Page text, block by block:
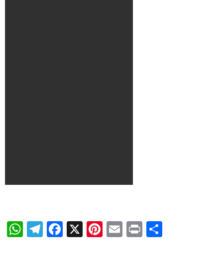
WhatsApp
Telegram
Facebook
X Pinterest
Email
Print